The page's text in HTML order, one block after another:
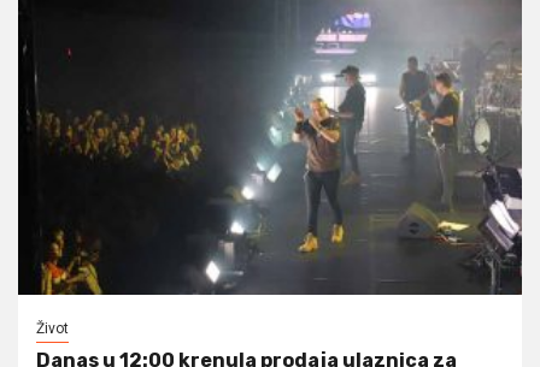
Život
Danas u 12:00 krenula prodaja ulaznica za